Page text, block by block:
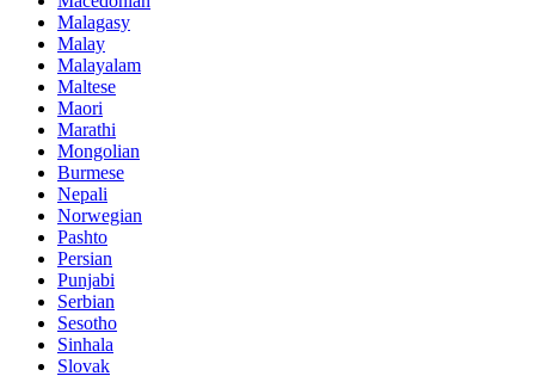
Malagasy
Malay
Malayalam
Maltese
Maori
Marathi
Mongolian
Burmese
Nepali
Norwegian
Pashto
Persian
Punjabi
Serbian
Sesotho
Sinhala
Slovak